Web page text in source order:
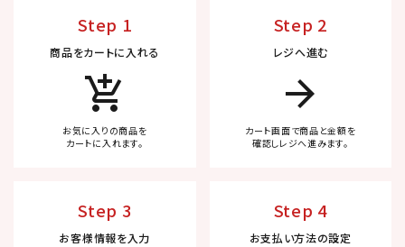
Step 1
商品をカートに入れる
add_shopping_cart
お気に入りの商品を
カートに入れます。
Step 2
レジへ進む
arrow_forward
カート画面で商品と金額を
確認しレジへ進みます。
Step 3
お客様情報を入力
Step 4
お支払い方法の設定